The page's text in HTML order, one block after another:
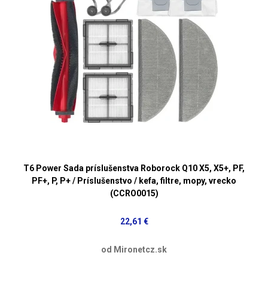
T6 Power Sada príslušenstva Roborock Q10 X5, X5+, PF,
PF+, P, P+ / Príslušenstvo / kefa, filtre, mopy, vrecko
(CCRO0015)
22,61 €
od Mironetcz.sk